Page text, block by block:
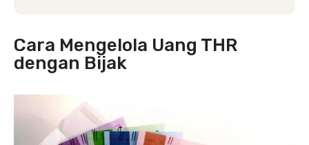
Cara Mengelola Uang THR
dengan Bijak